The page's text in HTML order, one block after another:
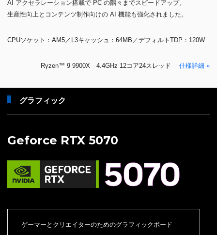
AI アクセラレーション搭載で PC の隅々までスピードアップ。
生産性向上とコンテンツ制作向けの AI 機能も強化されました。
CPUソケット：AM5／L3キャッシュ：64MB／デフォルトTDP：120W
Ryzen™ 9 9900X 4.4GHz 12コア24スレッド 仕様詳細 »
グラフィック
Geforce RTX 5070
ゲーマーとクリエイターのためのグラフィックボード